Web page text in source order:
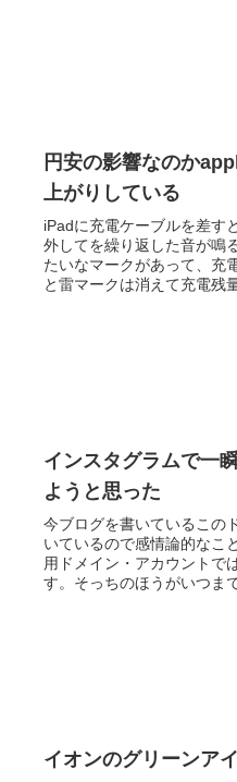
円安の影響なのか
上がりしている
iPadに充電ケーブルを差す
外してを繰り返した音が鳴
たいなマークがあって、充
と雷マークは消えて充電残
インスタグラムで一
ようと思った
今ブログを書いているこの
いているので感情論的なこ
用ドメイン・アカウントで
す。そっちのほうがいつま
イオンのグリーンア